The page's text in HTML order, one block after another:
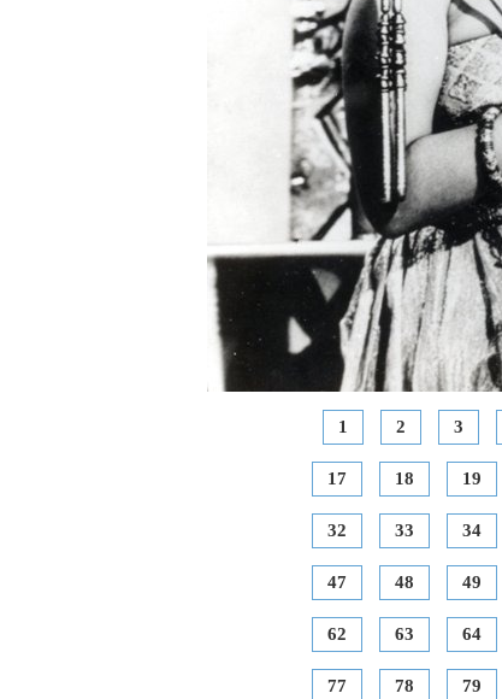
1 2 3
17 18 19
32 33 34
47 48 49
62 63 64
77 78 79